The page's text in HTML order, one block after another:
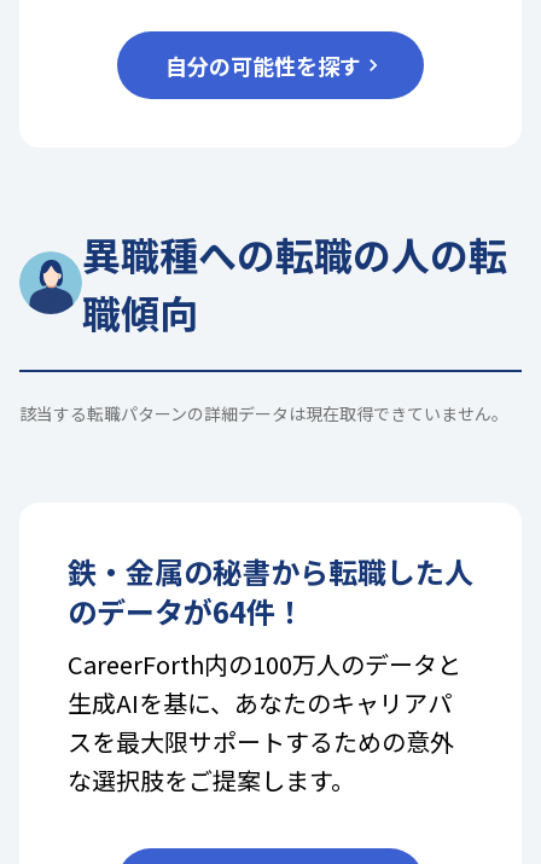
自分の可能性を探す
異職種への転職の人の転
職傾向
該当する転職パターンの詳細データは現在取得できていません。
鉄・金属の秘書から転職した人
のデータが64件！
CareerForth内の100万人のデータと
生成AIを基に、あなたのキャリアパ
スを最大限サポートするための意外
な選択肢をご提案します。